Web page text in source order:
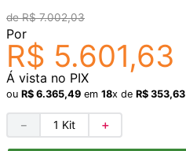
R$ 7.002,03
Por
R$ 5.601,63
Á vista no PIX
ou R$ 6.365,49 em 18x de R$ 353,63
＋
－